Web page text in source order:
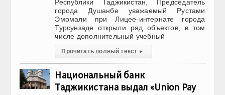
Республики Таджикистан, Председатель
города Душанбе уважаемый Рустами
Эмомали при Лицее-интернате города
Турсунзаде открыли ряд объектов, в том
числе дополнительный учебный
Прочитать полный текст ▸
Национальный банк
Таджикистана выдал «Union Pay